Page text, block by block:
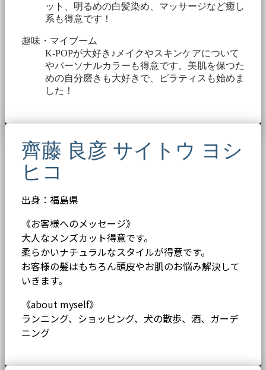
ット、明るめの白髪染め、マッサージなど癒し
系も得意です！
趣味・マイブーム
K-POPが大好き♪メイクやスキンケアについて
やパーソナルカラーも得意です。美肌を保つた
めの自分磨きも大好きで、ピラティスも始めま
した！
齊藤 良彦 サイトウ ヨシ
ヒコ
出身：福島県
《お客様へのメッセージ》
大人なメンズカット得意です。
柔らかいナチュラルなスタイルが得意です。
お客様の髪はもちろん頭皮やお肌のお悩み解決して
いきます。
《about myself》
ランニング、ショッピング、犬の散歩、酒、ガーデ
ニング